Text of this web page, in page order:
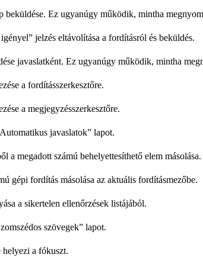
beküldése. Ez ugyanúgy működik, mintha
jelzés eltávolítása a fordításról és beküldés.
javaslatként. Ez ugyanúgy működik, mintha
a fordításszerkesztőre.
a megjegyzésszerkesztőre.
javaslatok” lapot.
a megadott számú behelyettesíthető elem másolása.
gépi fordítás másolása az aktuális fordításmezőbe.
a sikertelen ellenőrzések listájából.
szövegek” lapot.
helyezi a fókuszt.